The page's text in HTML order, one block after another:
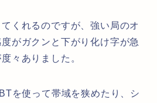
くれるのですが、強い局のオ
がガクンと下がり化け字が急
々ありました。
を使って帯域を狭めたり、シ